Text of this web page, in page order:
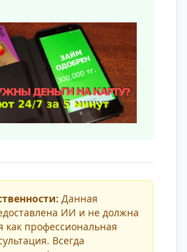
Данная
ИИ и не должна
как профессиональная
Всегда